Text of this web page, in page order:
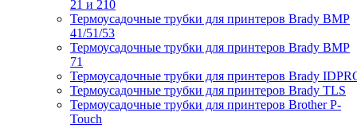
21 и 210
Термоусадочные трубки для принтеров Brady BMP
41/51/53
Термоусадочные трубки для принтеров Brady BMP
71
Термоусадочные трубки для принтеров Brady
Термоусадочные трубки для принтеров Brady TLS
Термоусадочные трубки для принтеров Brother P-
Touch